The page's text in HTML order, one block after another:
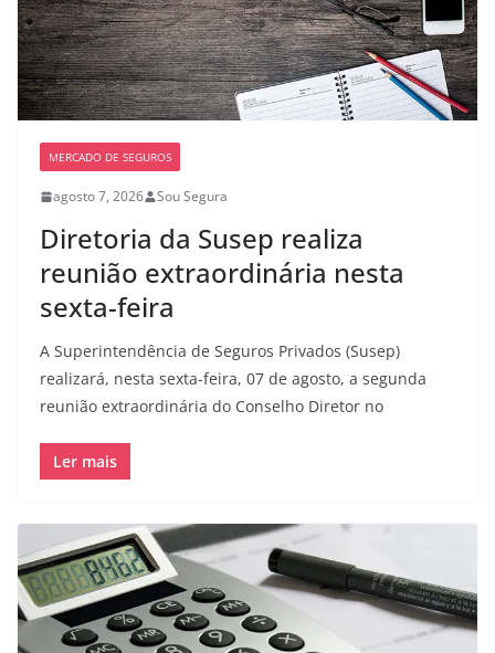
MERCADO DE SEGUROS
agosto 7, 2026 Sou Segura
Diretoria da Susep realiza
reunião extraordinária nesta
sexta-feira
A Superintendência de Seguros Privados (Susep)
realizará, nesta sexta-feira, 07 de agosto, a segunda
reunião extraordinária do Conselho Diretor no
Ler mais